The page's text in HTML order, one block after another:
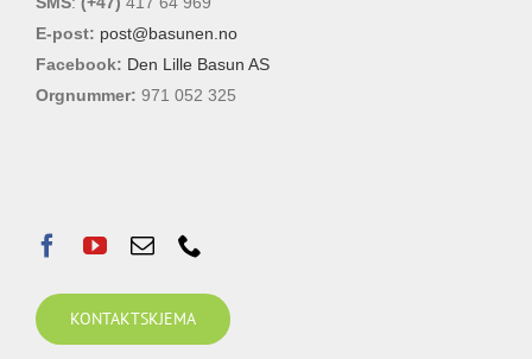
E-post: post@basunen.no
Facebook: Den Lille Basun AS
Orgnummer: 971 052 325
KONTAKTSKJEMA